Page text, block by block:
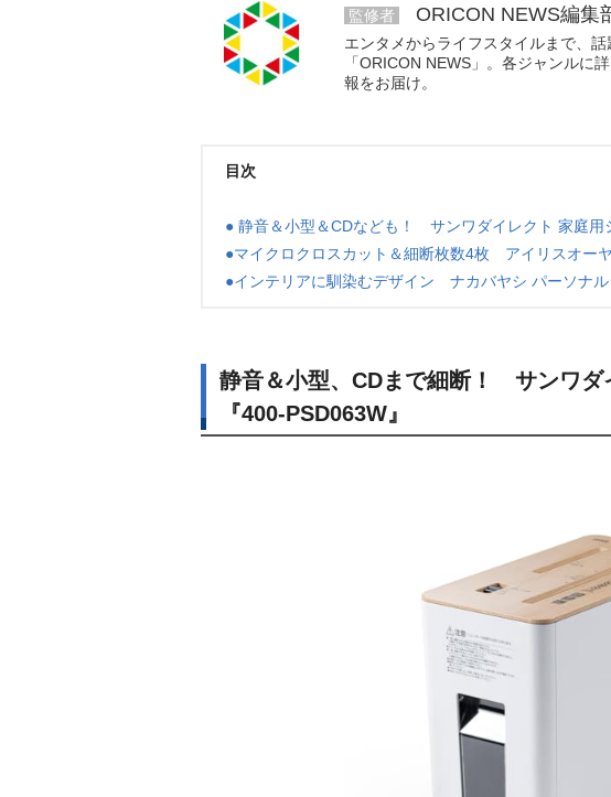
監修者 ORICON NEWS編集
エンタメからライフスタイルまで、
「ORICON NEWS」。各ジャンルに
報をお届け。
目次
● 静音＆小型＆CDなども！ サンワダイレクト 家庭用
●マイクロクロスカット＆細断枚数4枚 アイリスオーヤ
●インテリアに馴染むデザイン ナカバヤシ パーソナル
静音＆小型、CDまで細断！ サンワダ
『400-PSD063W』